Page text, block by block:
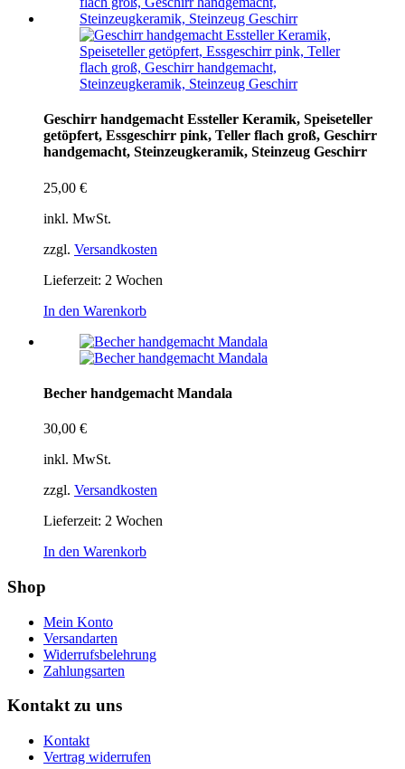
Geschirr handgemacht Essteller Keramik, Speiseteller
getöpfert, Essgeschirr pink, Teller flach groß, Geschirr
handgemacht, Steinzeugkeramik, Steinzeug Geschirr
25,00 €
inkl. MwSt.
zzgl. Versandkosten
Lieferzeit: 2 Wochen
In den Warenkorb
Becher handgemacht Mandala
30,00 €
inkl. MwSt.
zzgl. Versandkosten
Lieferzeit: 2 Wochen
In den Warenkorb
Shop
Mein Konto
Versandarten
Widerrufsbelehrung
Zahlungsarten
Kontakt zu uns
Kontakt
Vertrag widerrufen